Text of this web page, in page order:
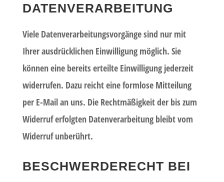
DATENVERARBEITUNG
Viele Datenverarbeitungsvorgänge sind nur mit
Ihrer ausdrücklichen Einwilligung möglich. Sie
können eine bereits erteilte Einwilligung jederzeit
widerrufen. Dazu reicht eine formlose Mitteilung
per E-Mail an uns. Die Rechtmäßigkeit der bis zum
Widerruf erfolgten Datenverarbeitung bleibt vom
Widerruf unberührt.
BESCHWERDERECHT BEI